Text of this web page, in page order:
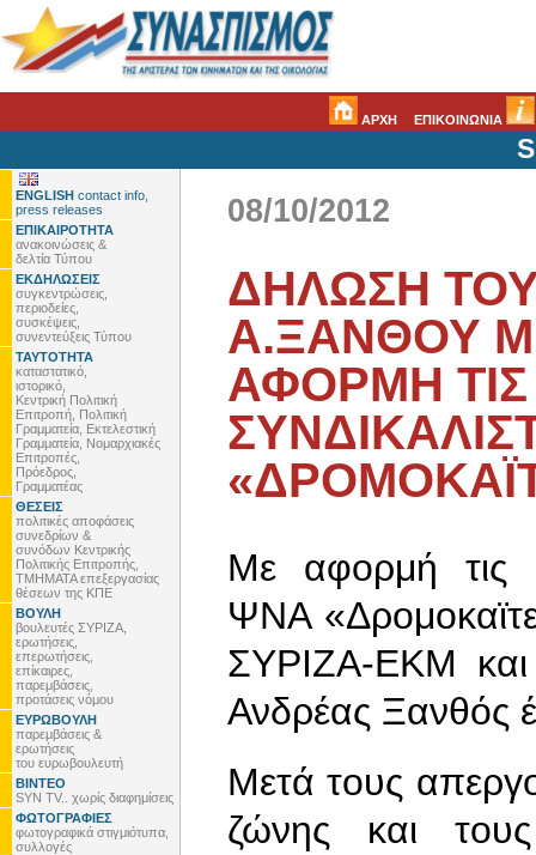
ΑΡΧΗ ΕΠΙΚΟΙΝΩΝΙΑ
ENGLISH contact info,
press releases
ΕΠΙΚΑΙΡΟΤΗΤΑ
ανακοινώσεις &
δελτία Τύπου
ΕΚΔΗΛΩΣΕΙΣ
συγκεντρώσεις,
περιοδείες,
συσκέψεις,
συνεντεύξεις Τύπου
ΤΑΥΤΟΤΗΤΑ
καταστατικό,
ιστορικό,
Κεντρική Πολιτική
Επιτροπή, Πολιτική
Γραμματεία, Εκτελεστική
Γραμματεία, Νομαρχιακές
Επιτροπές,
Πρόεδρος,
Γραμματέας
ΘΕΣΕΙΣ
πολιτικές αποφάσεις
συνεδρίων &
συνόδων Κεντρικής
Πολιτικής Επιτροπής,
ΤΜΗΜΑΤΑ επεξεργασίας
θέσεων της ΚΠΕ
ΒΟΥΛΗ
βουλευτές ΣΥΡΙΖΑ,
ερωτήσεις,
επερωτήσεις,
επίκαιρες,
παρεμβάσεις,
προτάσεις νόμου
ΕΥΡΩΒΟΥΛΗ
παρεμβάσεις &
ερωτήσεις
του ευρωβουλευτή
ΒΙΝΤΕΟ
SYN TV.. χωρίς διαφημίσεις
ΦΩΤΟΓΡΑΦΙΕΣ
φωτογραφικά στιγμιότυπα,
συλλογές
08/10/2012
ΔΗΛΩΣΗ
Α.ΞΑΝΘΟΥ
ΑΦΟΡΜΗ ΤΙΣ
Με αφορμή τις
ΨΝΑ
ΣΥΡΙΖΑ-ΕΚΜ και
Ανδρέας Ξανθός
Μετά τους
ζώνης και